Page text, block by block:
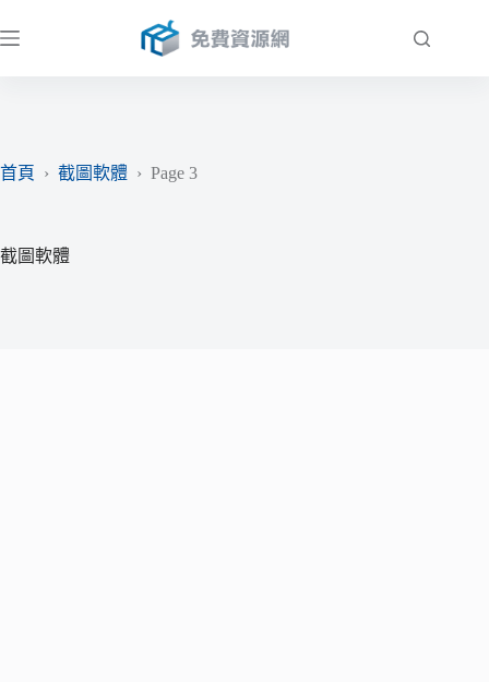
至
首頁
› 截圖軟體 › Page 3
截圖軟體